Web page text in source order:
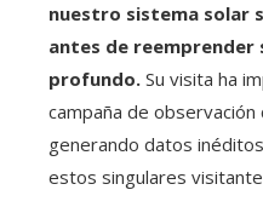
nuestro sistema solar
antes de reemprender
profundo. Su visita ha
campaña de
generando datos
estos singulares